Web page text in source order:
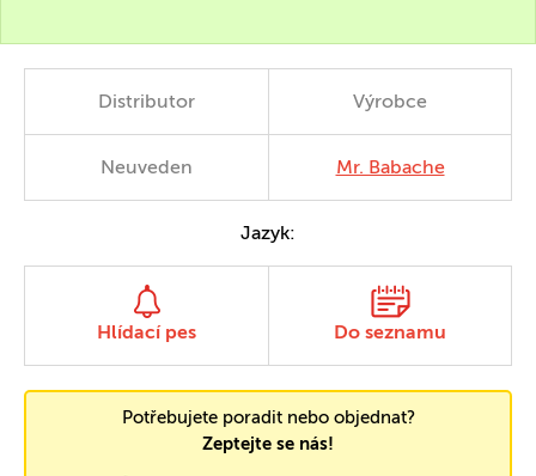
Distributor Výrobce
Neuveden Mr. Babache
Jazyk:
Hlídací pes Do seznamu
Potřebujete poradit nebo objednat?
Zeptejte se nás!